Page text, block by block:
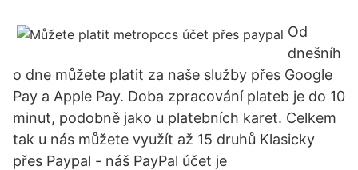
Od
dnešníh
o dne můžete platit za naše služby přes Google
Pay a Apple Pay. Doba zpracování plateb je do 10
minut, podobně jako u platebních karet. Celkem
tak u nás můžete využít až 15 druhů Klasicky
přes Paypal - náš PayPal účet je